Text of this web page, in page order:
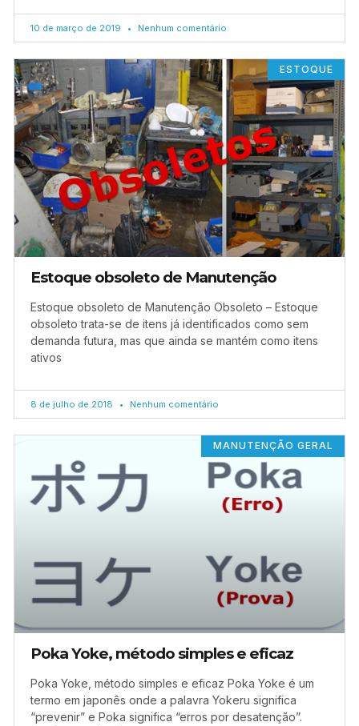
10 de março de 2019 Nenhum comentário
ESTOQUE
Estoque obsoleto de Manutenção
Estoque obsoleto de Manutenção Obsoleto – Estoque
obsoleto trata-se de itens já identificados como sem
demanda futura, mas que ainda se mantém como itens
ativos
8 de julho de 2018 Nenhum comentário
MANUTENÇÃO GERAL
Poka Yoke, método simples e eficaz
Poka Yoke, método simples e eficaz Poka Yoke é um
termo em japonês onde a palavra Yokeru significa
“prevenir” e Poka significa “erros por desatenção”.